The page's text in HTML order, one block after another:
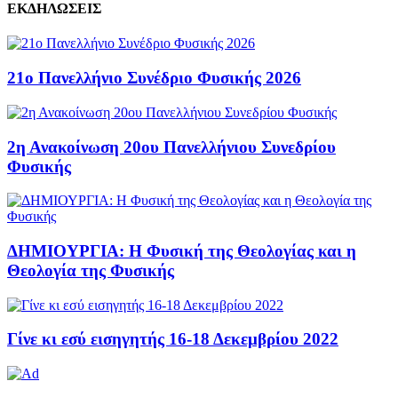
ΕΚΔΗΛΩΣΕΙΣ
21ο Πανελλήνιο Συνέδριο Φυσικής 2026
2η Ανακοίνωση 20ου Πανελλήνιου Συνεδρίου
Φυσικής
ΔΗΜΙΟΥΡΓΙΑ: Η Φυσική της Θεολογίας και η
Θεολογία της Φυσικής
Γίνε κι εσύ εισηγητής 16-18 Δεκεμβρίου 2022